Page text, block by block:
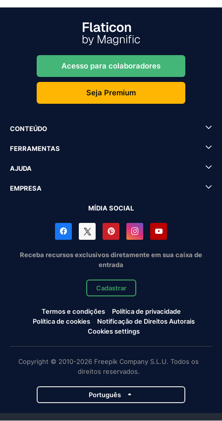
Acesso para colaboradores
Seja Premium
CONTEÚDO
FERRAMENTAS
AJUDA
EMPRESA
MÍDIA SOCIAL
Receba recursos exclusivos diretamente em sua caixa de
entrada
Cadastrar
Termos e condições
Política de privacidade
Política de cookies
Notificação de Direitos Autorais
Cookies settings
Copyright © 2010-2026 Freepik Company S.L.U. Todos os
direitos reservados.
Português